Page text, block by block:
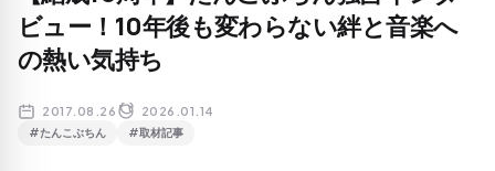
ビュー！10年後も変わらない絆と音楽へ
の熱い気持ち
2017.08.26 2026.01.14
#たんこぶちん #取材記事